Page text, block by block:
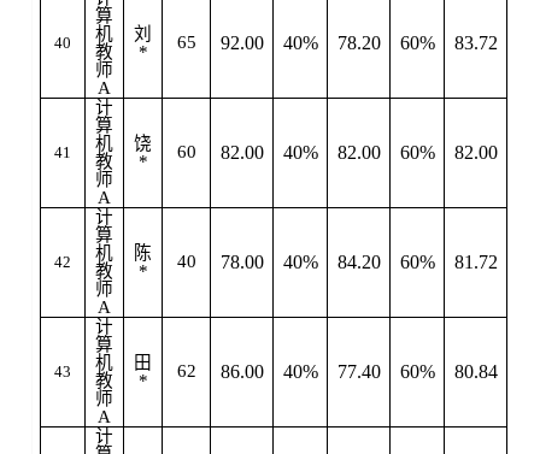
40
算
机
教
师
A
刘
*
65 92.00 40% 78.20 60% 83.72
41
计
算
机
教
师
A
饶
*
60 82.00 40% 82.00 60% 82.00
42
计
算
机
教
师
A
陈
*
40 78.00 40% 84.20 60% 81.72
43
计
算
机
教
师
A
田
*
62 86.00 40% 77.40 60% 80.84
计